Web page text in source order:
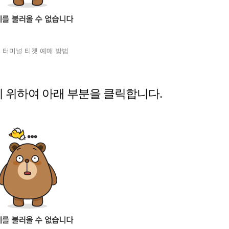
터미널 티켓 예매 방법
하여 아래 부분을 클릭합니다.